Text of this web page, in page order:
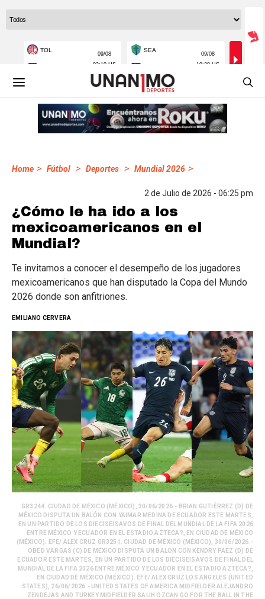
Home > Fútbol > Deportes > Mundial 2026 >
2 de Julio de 2026 - 06:25 pm
¿Cómo le ha ido a los
mexicoamericanos en el
Mundial?
Te invitamos a conocer el desempeño de los jugadores
mexicoamericanos que han disputado la Copa del Mundo
2026 donde son anfitriones.
EMILIANO CERVERA
GR3244. CIUDAD DE MÉXICO (MÉXICO), 30/06/2026.- BRIAN GUTIÉRREZ (D) DE
MÉXICO DISPUTA UN BALÓN CON YAIMAR MEDINA DE ECUADOR ESTE MARTES,
EN UN PARTIDO DE LOS DIECISEISAVOS DE FINAL DEL MUNDIAL DE LA FIFA 2026
ENTRE MÉXICO Y ECUADOR EN EL ESTADIO AZTECA?, EN CIUDAD DE MÉXICO
(MÉXICO). EFE/ ALEX CRUZ GR3251. CIUDAD DE MÉXICO (MÉXICO), 30/06/2026.-
OBED VARGAS (C) DE MÉXICO DISPUTA UN BALÓN CON KENDRY PÁEZ (D) DE
ECUADOR ESTE MARTES, EN UN PARTIDO DE LOS DIECISEISAVOS DE FINAL DEL
MUNDIAL DE LA FIFA 2026 ENTRE MÉXICO Y ECUADOR EN EL ESTADIO AZTECA?,
EN CIUDAD DE MÉXICO (MÉXICO). EFE/ ALEX CRUZ LOS ANGELES (UNITED
STATES), 26/06/2026.- UNITED STATES OF AMERICA MIDFIELDER ALEJANDRO
ZENDEJAS AND TURKEY MIDFIELDER SALIH OZCAN GO FOR THE BALL IN THE